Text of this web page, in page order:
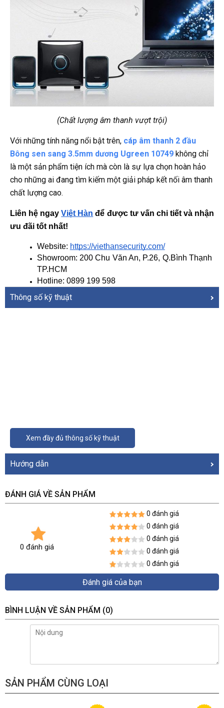
(Chất lượng âm thanh vượt trội)
Với những tính năng nổi bật trên, cáp âm thanh 2 đầu
Bông sen sang 3.5mm dương Ugreen 10749 không chỉ
là một sản phẩm tiện ích mà còn là sự lựa chọn hoàn hảo
cho những ai đang tìm kiếm một giải pháp kết nối âm thanh
chất lượng cao.
Liên hệ ngay Việt Hàn để được tư vấn chi tiết và nhận
ưu đãi tốt nhất!
Website: https://viethansecurity.com/
Showroom: 200 Chu Văn An, P.26, Q.Bình Thạnh
TP.HCM
Hotline: 0899 199 598
Thông số kỹ thuật
Xem đầy đủ thông số kỹ thuật
Hướng dẫn
ĐÁNH GIÁ VỀ SẢN PHẨM
0 đánh giá
0 đánh giá
0 đánh giá
0 đánh giá
0 đánh giá
0 đánh giá
Đánh giá của bạn
BÌNH LUẬN VỀ SẢN PHẨM (0)
SẢN PHẨM CÙNG LOẠI